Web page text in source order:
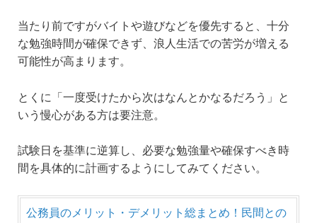
当たり前ですがバイトや遊びなどを優先すると、十分
な勉強時間が確保できず、浪人生活での苦労が増える
可能性が高まります。
とくに「一度受けたから次はなんとかなるだろう」と
いう慢心がある方は要注意。
試験日を基準に逆算し、必要な勉強量や確保すべき時
間を具体的に計画するようにしてみてください。
公務員のメリット・デメリット総まとめ！民間との